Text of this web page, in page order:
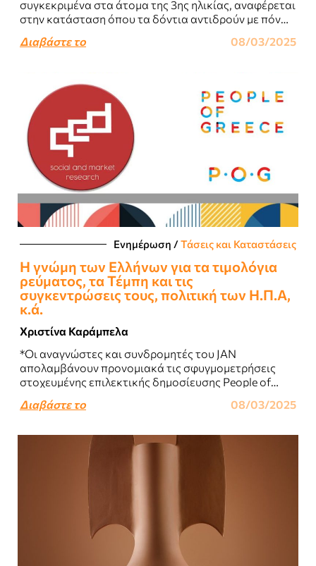
συγκεκριμένα στα άτομα της 3ης ηλικίας, αναφέρεται
στην κατάσταση όπου τα δόντια αντιδρούν με πόνο ή
Διαβάστε το 08/03/2025
Ενημέρωση /Τάσεις και Καταστάσεις
Η γνώμη των Ελλήνων για τα τιμολόγια
ρεύματος, τα Τέμπη και τις
συγκεντρώσεις τους, πολιτική των Η.Π.Α,
κ.ά.
Χριστίνα Καράμπελα
*Οι αναγνώστες και συνδρομητές του JAN
απολαμβάνουν προνομιακά τις σφυγμομετρήσεις
στοχευμένης επιλεκτικής δημοσίευσης People of
Διαβάστε το 08/03/2025